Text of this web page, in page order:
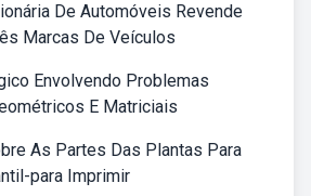
De Automóveis Revende
Marcas De Veículos
Envolvendo Problemas
E Matriciais
As Partes Das Plantas Para
para Imprimir